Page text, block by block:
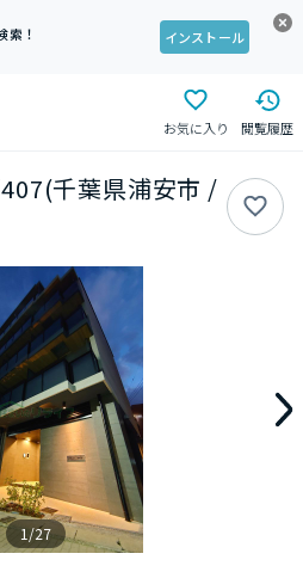
索！
インストール
お気に入り 閲覧履歴
千葉県浦安市 /
1/27